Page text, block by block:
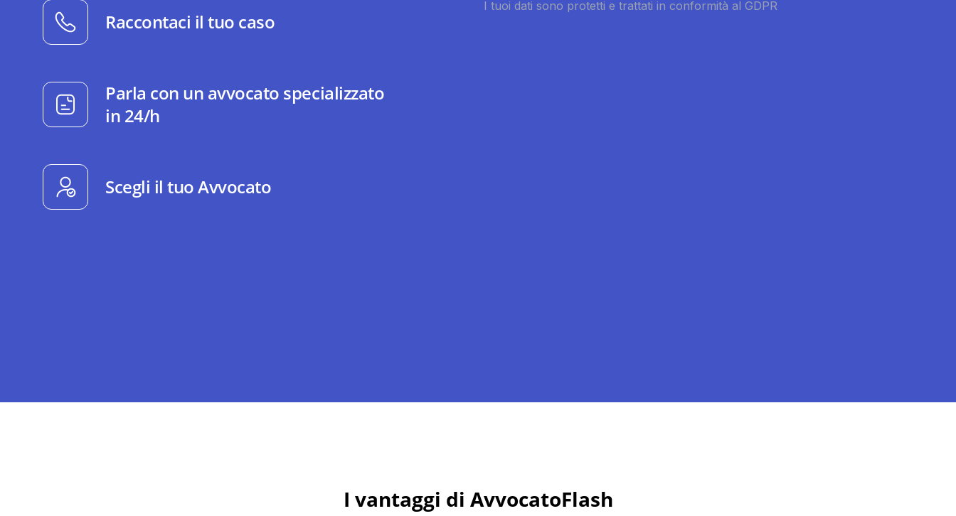
Raccontaci il tuo caso
Parla con un avvocato specializzato
in 24/h
Scegli il tuo Avvocato
I vantaggi di AvvocatoFlash